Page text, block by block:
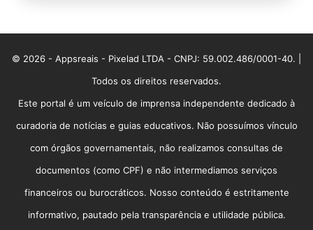
© 2026 - Appsreais - Pixelad LTDA - CNPJ: 59.002.486/0001-40. |
Todos os direitos reservados.
Este portal é um veículo de imprensa independente dedicado à
curadoria de notícias e guias educativos. Não possuímos vínculo
com órgãos governamentais, não realizamos consultas de
documentos (como CPF) e não intermediamos serviços
financeiros ou burocráticos. Nosso conteúdo é estritamente
informativo, pautado pela transparência e utilidade pública.